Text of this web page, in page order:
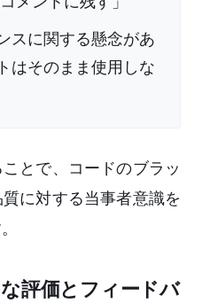
スに関する懸念があ
はそのまま使用しな
とで、コードのブラッ
に対する当事者意識を
評価とフィードバ